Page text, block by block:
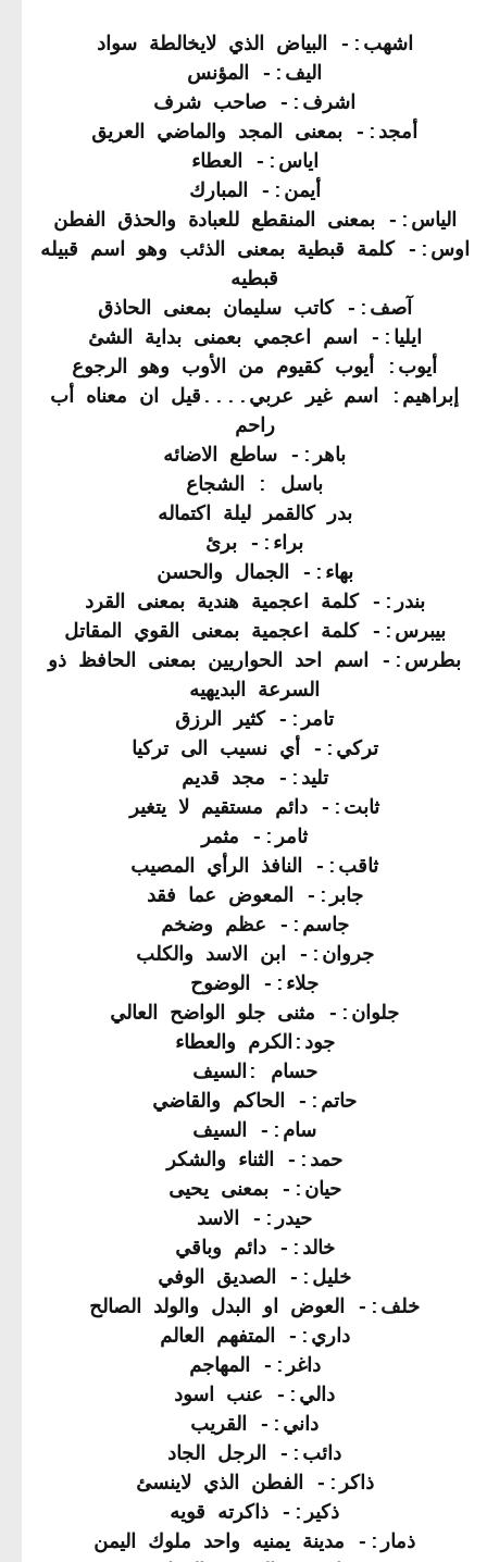
اشهب:- البياض الذي لايخالطة سواد
اليف:- المؤنس
اشرف:- صاحب شرف
أمجد:- بمعنى المجد والماضي العريق
اياس:- العطاء
أيمن:- المبارك
الياس:- بمعنى المنقطع للعبادة والحذق الفطن
اوس:- كلمة قبطية بمعنى الذئب وهو اسم قبيله
قبطيه
آصف:- كاتب سليمان بمعنى الحاذق
ايليا:- اسم اعجمي بعمنى بداية الشئ
أيوب: أيوب كقيوم من الأوب وهو الرجوع
إبراهيم: اسم غير عربي....قيل ان معناه أب
راحم
باهر:- ساطع الاضائه
باسل : الشجاع
بدر كالقمر ليلة اكتماله
براء:- برئ
بهاء:- الجمال والحسن
بندر:- كلمة اعجمية هندية بمعنى القرد
بيبرس:- كلمة اعجمية بمعنى القوي المقاتل
بطرس:- اسم احد الحواريين بمعنى الحافظ ذو
السرعة البديهيه
تامر:- كثير الرزق
تركي:- أي نسيب الى تركيا
تليد:- مجد قديم
ثابت:- دائم مستقيم لا يتغير
ثامر:- مثمر
ثاقب:- النافذ الرأي المصيب
جابر:- المعوض عما فقد
جاسم:- عظم وضخم
جروان:- ابن الاسد والكلب
جلاء:- الوضوح
جلوان:- مثنى جلو الواضح العالي
جود:الكرم والعطاء
حسام :السيف
حاتم:- الحاكم والقاضي
سام:- السيف
حمد:- الثناء والشكر
حيان:- بمعنى يحيى
حيدر:- الاسد
خالد:- دائم وباقي
خليل:- الصديق الوفي
خلف:- العوض او البدل والولد الصالح
داري:- المتفهم العالم
داغر:- المهاجم
دالي:- عنب اسود
داني:- القريب
دائب:- الرجل الجاد
ذاكر:- الفطن الذي لاينسئ
ذكير:- ذاكرته قويه
ذمار:- مدينة يمنيه واحد ملوك اليمن